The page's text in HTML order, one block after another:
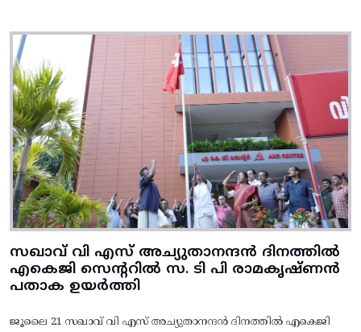
സഖാവ് വി എസ് അച്യുതാനന്ദൻ ദിനത്തിൽ
എകെജി സെന്ററിൽ സ. ടി പി രാമകൃഷ്‌ണൻ
പതാക ഉയർത്തി
ജൂലൈ 21 സഖാവ് വി എസ് അച്യുതാനന്ദൻ ദിനത്തിൽ എകെജി